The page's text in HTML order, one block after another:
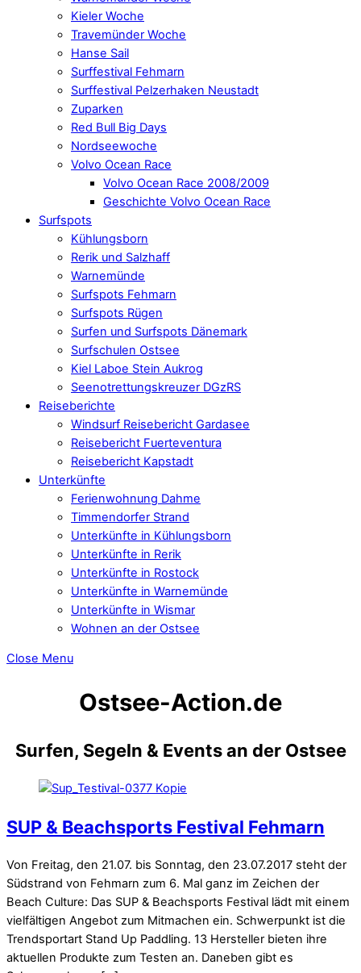
Kieler Woche
Travemünder Woche
Hanse Sail
Surffestival Fehmarn
Surffestival Pelzerhaken Neustadt
Zuparken
Red Bull Big Days
Nordseewoche
Volvo Ocean Race
Volvo Ocean Race 2008/2009
Geschichte Volvo Ocean Race
Surfspots
Kühlungsborn
Rerik und Salzhaff
Warnemünde
Surfspots Fehmarn
Surfspots Rügen
Surfen und Surfspots Dänemark
Surfschulen Ostsee
Kiel Laboe Stein Aukrog
Seenotrettungskreuzer DGzRS
Reiseberichte
Windsurf Reisebericht Gardasee
Reisebericht Fuerteventura
Reisebericht Kapstadt
Unterkünfte
Ferienwohnung Dahme
Timmendorfer Strand
Unterkünfte in Kühlungsborn
Unterkünfte in Rerik
Unterkünfte in Rostock
Unterkünfte in Warnemünde
Unterkünfte in Wismar
Wohnen an der Ostsee
Close Menu
Ostsee-Action.de
Surfen, Segeln & Events an der Ostsee
SUP & Beachsports Festival Fehmarn
Von Freitag, den 21.07. bis Sonntag, den 23.07.2017 steht der
Südstrand von Fehmarn zum 6. Mal ganz im Zeichen der
Beach Culture: Das SUP & Beachsports Festival lädt mit einem
vielfältigen Angebot zum Mitmachen ein. Schwerpunkt ist die
Trendsportart Stand Up Paddling. 13 Hersteller bieten ihre
aktuellen Produkte zum Testen an. Daneben gibt es